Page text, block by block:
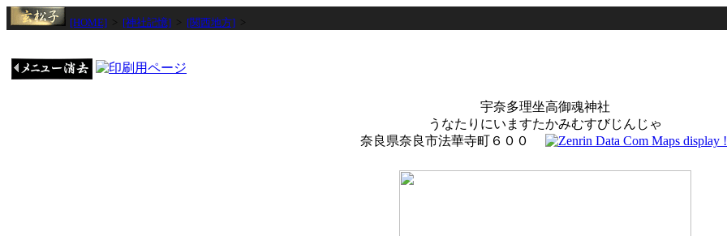
[HOME] [神社記憶] [関西地方]
宇奈多理坐高御魂神社
うなたりにいますたかみむすびじんじゃ
奈良県奈良市法華寺町６００